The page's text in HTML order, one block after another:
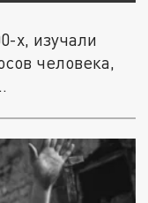
х, изучали
человека,